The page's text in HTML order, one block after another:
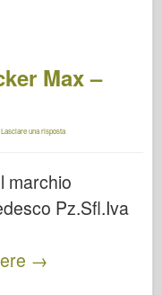
Max –
Lasciare una risposta
marchio
Pz.Sfl.Iva
→